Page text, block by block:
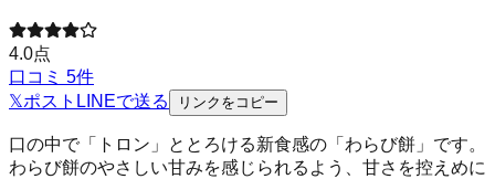
4.0点
口コミ 5件
𝕏ポスト LINEで送る リンクをコピー
口の中で「トロン」ととろける新食感の「わらび餅」です。
わらび餅のやさしい甘みを感じられるよう、甘さを控えめに